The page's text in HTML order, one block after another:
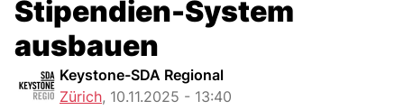
Stipendien-System
ausbauen
Keystone-SDA Regional
Zürich, 10.11.2025 - 13:40